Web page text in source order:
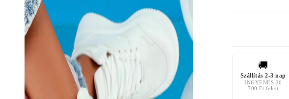
🚚
Szállítás 2-3 nap
INGYENES 26
700 Ft felett